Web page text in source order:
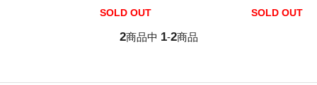
SOLD OUT SOLD OUT
2商品中 1-2商品